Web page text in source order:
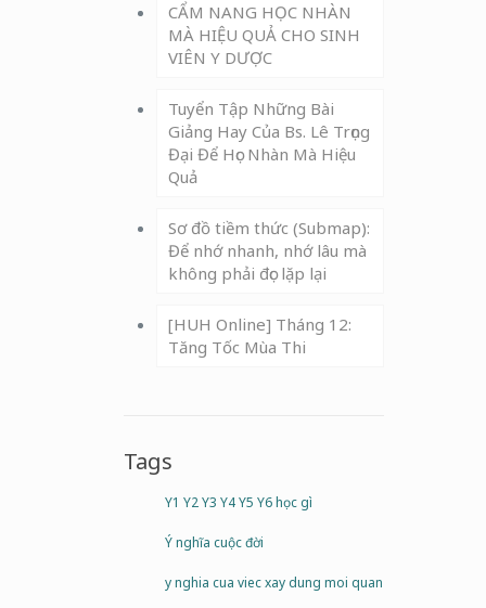
CẨM NANG HỌC NHÀN
MÀ HIỆU QUẢ CHO SINH
VIÊN Y DƯỢC
Tuyển Tập Những Bài
Giảng Hay Của Bs. Lê Trọng
Đại Để Học Nhàn Mà Hiệu
Quả
Sơ đồ tiềm thức (Submap):
Để nhớ nhanh, nhớ lâu mà
không phải đọc lặp lại
[HUH Online] Tháng 12:
Tăng Tốc Mùa Thi
Tags
Y1 Y2 Y3 Y4 Y5 Y6 học gì
Ý nghĩa cuộc đời
y nghia cua viec xay dung moi quan he